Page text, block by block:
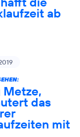
ab
das
mit